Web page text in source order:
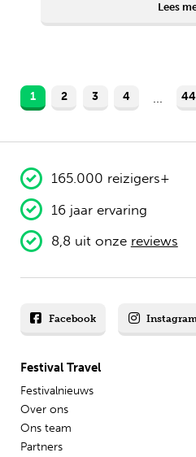
Lees
1 2 3 4 44
165.000 reizigers+
16 jaar ervaring
8,8 uit onze reviews
Festival Travel
Festivalnieuws
Over ons
Ons team
Partners
Facebook